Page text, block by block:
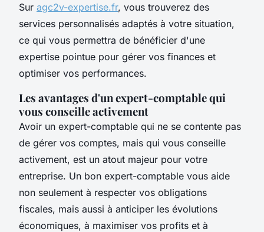
Sur agc2v-expertise.fr, vous trouverez des
services personnalisés adaptés à votre situation,
ce qui vous permettra de bénéficier d'une
expertise pointue pour gérer vos finances et
optimiser vos performances.
Les avantages d'un expert-comptable qui
vous conseille activement
Avoir un expert-comptable qui ne se contente pas
de gérer vos comptes, mais qui vous conseille
activement, est un atout majeur pour votre
entreprise. Un bon expert-comptable vous aide
non seulement à respecter vos obligations
fiscales, mais aussi à anticiper les évolutions
économiques, à maximiser vos profits et à